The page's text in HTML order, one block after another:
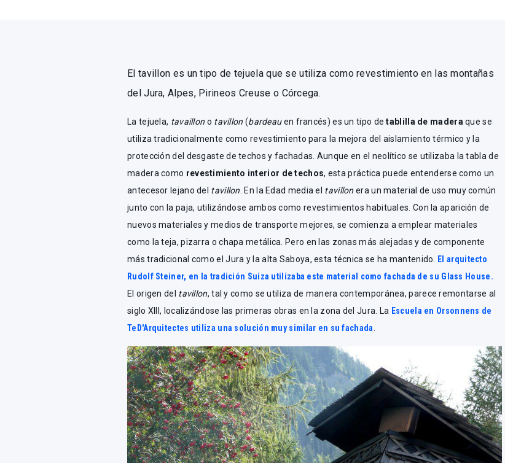
El tavillon es un tipo de tejuela que se utiliza como revestimiento en las montañas
del Jura, Alpes, Pirineos Creuse o Córcega.
La tejuela, tavaillon o tavillon (bardeauen francés) es un tipo detablilla de madera que se
utiliza tradicionalmente como revestimiento para la mejora del aislamiento térmico y la
protección del desgaste de techos y fachadas. Aunque en el neolítico se utilizaba la tabla de
madera como revestimiento interior de techos, esta práctica puede entenderse como un
antecesor lejano del tavillon . En la Edad media el tavillon era un material de uso muy común
junto con la paja, utilizándose ambos como revestimientos habituales. Con la aparición de
nuevos materiales y medios de transporte mejores, se comienza a emplear materiales
como la teja, pizarra o chapa metálica. Pero en las zonas más alejadas y de componente
más tradicional como el Jura y la alta Saboya, esta técnica se ha mantenido.
El arquitecto
Rudolf Steiner, en la tradición Suiza utilizaba este material como fachada de su Glass House.
El origen del tavillon, tal y como se utiliza de manera contemporánea, parece remontarse al
siglo XIII, localizándose las primeras obras en la zona del Jura. La Escuela en Orsonnens de
TeD'Arquitectes utiliza una solución muy similar en su fachada